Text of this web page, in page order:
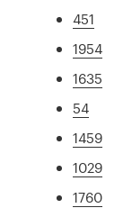
451
1954
1635
54
1459
1029
1760